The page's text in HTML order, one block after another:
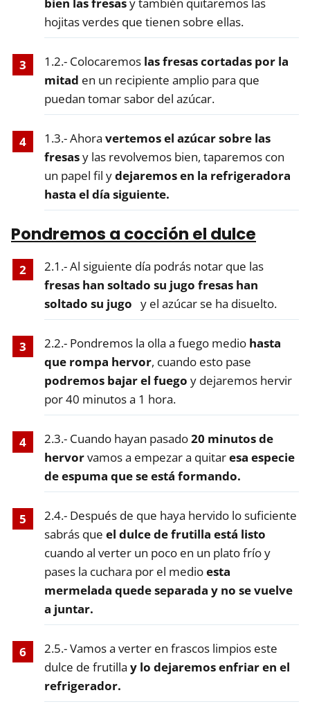
hojitas verdes que tienen sobre ellas.
1.2.- Colocaremos las fresas cortadas por la
mitad en un recipiente amplio para que
puedan tomar sabor del azúcar.
1.3.- Ahora vertemos el azúcar sobre las
fresasy las revolvemos bien, taparemos con
un papel fil ydejaremos en la refrigeradora
hasta el día siguiente.
Pondremos a cocción el dulce
2.1.- Al siguiente día podrás notar que las
fresas han soltado su jugo fresas han
soltado su jugo y el azúcar se ha disuelto.
2.2.- Pondremos la olla a fuego medio hasta
que rompa hervor, cuando esto pase
podremos bajar el fuego y dejaremos hervir
por 40 minutos a 1 hora.
2.3.- Cuando hayan pasado20 minutos de
hervorvamos a empezar a quitaresa especie
de espuma que se está formando.
2.4.- Después de que haya hervido lo suficiente
sabrás que el dulce de frutilla está listo
cuando al verter un poco en un plato frío y
pases la cuchara por el medioesta
mermelada quede separada y no se vuelve
a juntar.
2.5.- Vamos a verter en frascos limpios este
dulce de frutilla y lo dejaremos enfriar en el
refrigerador.